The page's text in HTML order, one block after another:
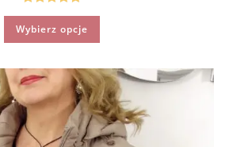
Oceniono
5.00na 5
Wybierz opcje
Ten
ma
wariantów.
Opcje
można
wybrać
na
stronie
produktu